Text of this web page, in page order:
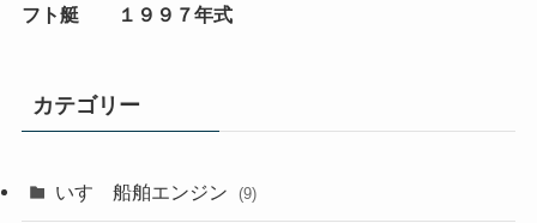
フト艇 １９９７年式
カテゴリー
いすゞ船舶エンジン (9)